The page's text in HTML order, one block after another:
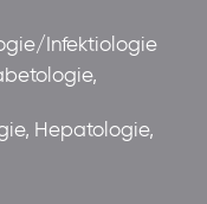
Infektiologie
Hepatologie,